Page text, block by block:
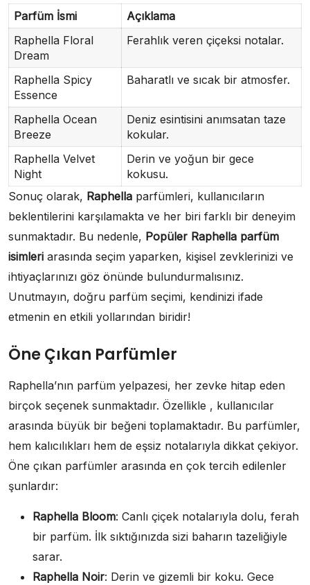
Parfüm İsmi
Açıklama
Raphella Floral
Dream
Ferahlık veren çiçeksi notalar.
Raphella Spicy
Essence
Baharatlı ve sıcak bir atmosfer.
Raphella Ocean
Breeze
Deniz esintisini anımsatan taze
kokular.
Raphella Velvet
Night
Derin ve yoğun bir gece
kokusu.
Sonuç olarak, Raphella parfümleri, kullanıcıların
beklentilerini karşılamakta ve her biri farklı bir deneyim
sunmaktadır. Bu nedenle, Popüler Raphella parfüm
isimleri arasında seçim yaparken, kişisel zevklerinizi ve
ihtiyaçlarınızı göz önünde bulundurmalısınız.
Unutmayın, doğru parfüm seçimi, kendinizi ifade
etmenin en etkili yollarından biridir!
Öne Çıkan Parfümler
Raphella’nın parfüm yelpazesi, her zevke hitap eden
birçok seçenek sunmaktadır. Özellikle , kullanıcılar
arasında büyük bir beğeni toplamaktadır. Bu parfümler,
hem kalıcılıkları hem de eşsiz notalarıyla dikkat çekiyor.
Öne çıkan parfümler arasında en çok tercih edilenler
şunlardır:
Raphella Bloom: Canlı çiçek notalarıyla dolu, ferah
bir parfüm. İlk sıktığınızda sizi baharın tazeliğiyle
sarar.
Raphella Noir: Derin ve gizemli bir koku. Gece